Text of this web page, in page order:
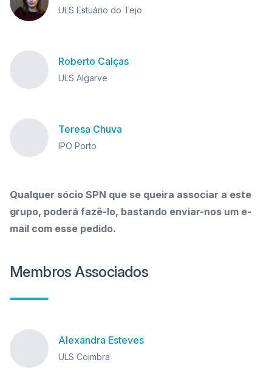
ULS Estuário do Tejo
Roberto Calças
ULS Algarve
Teresa Chuva
IPO Porto
Qualquer sócio SPN que se queira associar a este
grupo, poderá fazê-lo, bastando enviar-nos um e-
mail com esse pedido.
Membros Associados
Alexandra Esteves
ULS Coimbra